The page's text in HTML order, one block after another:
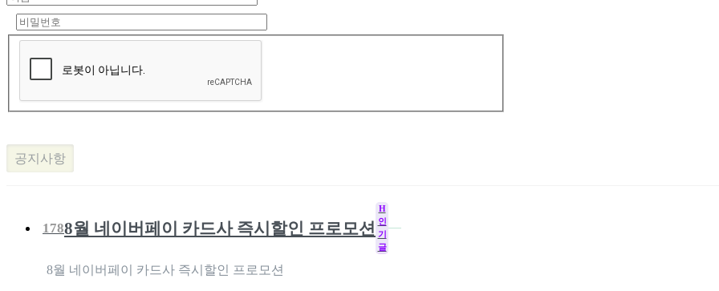
공지사항
1788월 네이버페이 카드사 즉시할인 프로모션
H
인
기
글
8월 네이버페이 카드사 즉시할인 프로모션